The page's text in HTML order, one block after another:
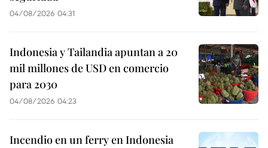
04/08/2026 04:31
Indonesia y Tailandia apuntan a 20
mil millones de USD en comercio
para 2030
04/08/2026 04:23
Incendio en un ferry en Indonesia